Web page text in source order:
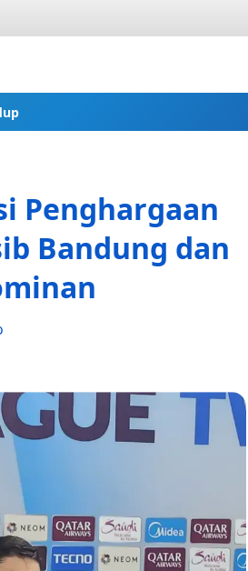
Penghargaan
Bandung dan